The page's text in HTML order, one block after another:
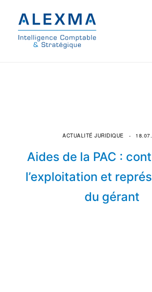
On parle de nous
Qui sommes-nous ?
© 2021 Alexma
Aides de la PAC :
l’exploitation et
du gérant
ACTUALITÉ JURIDIQUE